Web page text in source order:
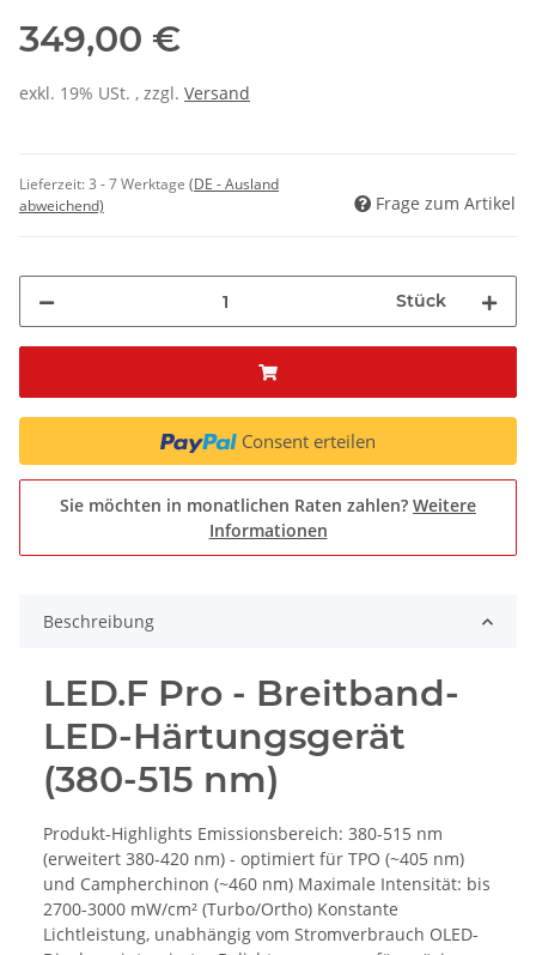
349,00 €
exkl. 19% USt. , zzgl. Versand
Lieferzeit:3 - 7 Werktage (DE - Ausland
abweichend)
Frage zum Artikel
Stück
Consent erteilen
Sie möchten in monatlichen Raten zahlen? Weitere
Informationen
Beschreibung
LED.F Pro - Breitband-
LED-Härtungsgerät
(380-515 nm)
Produkt-Highlights Emissionsbereich: 380-515 nm
(erweitert 380-420 nm) - optimiert für TPO (~405 nm)
und Campherchinon (~460 nm) Maximale Intensität: bis
2700-3000 mW/cm² (Turbo/Ortho) Konstante
Lichtleistung, unabhängig vom Stromverbrauch OLED-